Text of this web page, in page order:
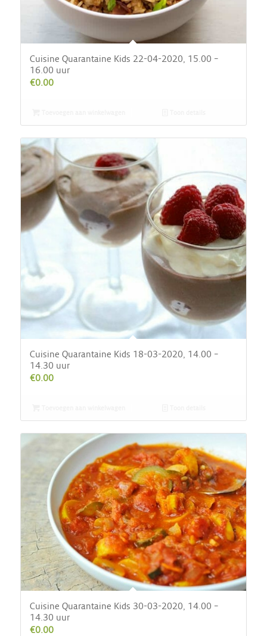
Cuisine Quarantaine Kids 22-04-2020, 15.00 –
16.00 uur
€0.00
Cuisine Quarantaine Kids 18-03-2020, 14.00 –
14.30 uur
€0.00
Cuisine Quarantaine Kids 30-03-2020, 14.00 –
14.30 uur
€0.00